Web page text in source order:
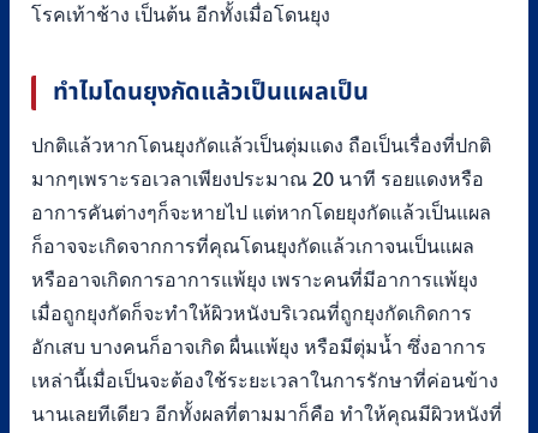
โรคเท้าช้าง เป็นต้น อีกทั้งเมื่อโดนยุง
ทำไมโดนยุงกัดแล้วเป็นแผลเป็น
ปกติแล้วหากโดนยุงกัดแล้วเป็นตุ่มแดง ถือเป็นเรื่องที่ปกติ
มากๆเพราะรอเวลาเพียงประมาณ 20 นาที รอยแดงหรือ
อาการคันต่างๆก็จะหายไป แต่หากโดยยุงกัดแล้วเป็นแผล
ก็อาจจะเกิดจากการที่คุณโดนยุงกัดแล้วเกาจนเป็นแผล
หรืออาจเกิดการอาการแพ้ยุง เพราะคนที่มีอาการแพ้ยุง
เมื่อถูกยุงกัดก็จะทำให้ผิวหนังบริเวณที่ถูกยุงกัดเกิดการ
อักเสบ บางคนก็อาจเกิด ผื่นแพ้ยุง หรือมีตุ่มน้ำ ซึ่งอาการ
เหล่านี้เมื่อเป็นจะต้องใช้ระยะเวลาในการรักษาที่ค่อนข้าง
นานเลยทีเดียว อีกทั้งผลที่ตามมาก็คือ ทำให้คุณมีผิวหนังที่